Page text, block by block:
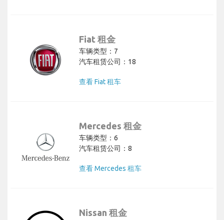
Fiat 租金
车辆类型：7
汽车租赁公司：18
查看 Fiat 租车
Mercedes 租金
车辆类型：6
汽车租赁公司：8
查看 Mercedes 租车
Nissan 租金